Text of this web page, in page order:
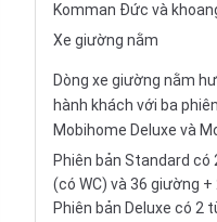
Komman Đức và
Xe giường nằm
Dòng xe giường nằm
hành khách với ba
Mobihome Deluxe và
Phiên bản Standard có
(có WC) và 36 giường +
Phiên bản Deluxe có 2